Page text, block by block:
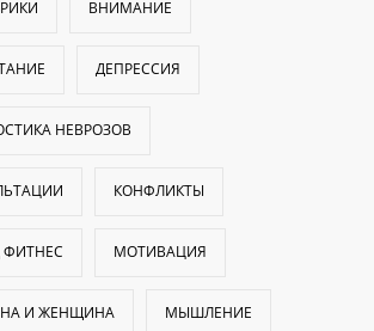
ВНИМАНИЕ
ДЕПРЕССИЯ
НЕВРОЗОВ
КОНФЛИКТЫ
МОТИВАЦИЯ
И ЖЕНЩИНА МЫШЛЕНИЕ